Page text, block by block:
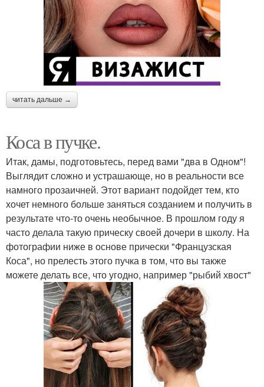
читать дальше →
Коса в пучке.
Итак, дамы, подготовьтесь, перед вами "два в Одном"!
Выглядит сложно и устрашающе, но в реальности все
намного прозаичней. Этот вариант подойдет тем, кто
хочет немного больше заняться созданием и получить в
результате что-то очень необычное. В прошлом году я
часто делала такую прическу своей дочери в школу. На
фотографии ниже в основе прически "Французская
Коса", но прелесть этого пучка в том, что вы также
можете делать все, что угодно, например "рыбий хвост"